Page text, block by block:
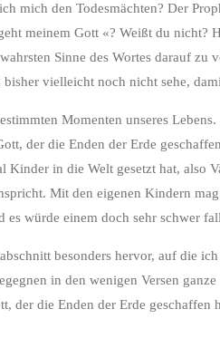
mich den Todesmächten? Der
meinem Gott «? Weißt du nicht?
Sinne des Wortes darauf zu
vielleicht noch nicht sehe,
Momenten unseres
der die Enden der Erde
Kinder in die Welt gesetzt hat,
Mit den eigenen Kindern
es würde einem doch sehr schwer
besonders hervor, auf die
in den wenigen Versen
der die Enden der Erde